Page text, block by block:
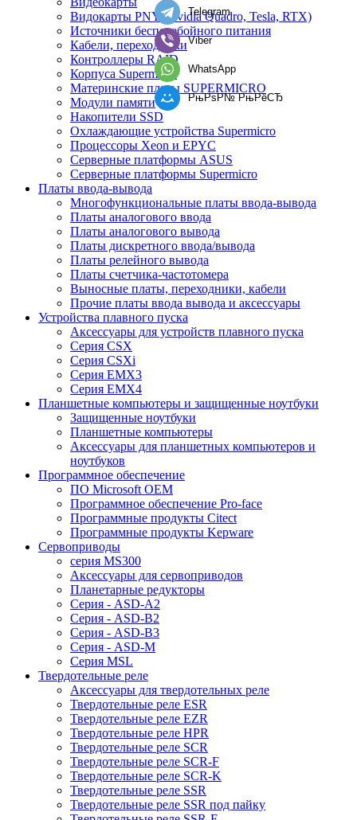
Видокарты PNY (Nvidia Quadro, Tesla, RTX)
Источники бесперебойного питания
Кабели, переходники
Контроллеры RAID
Корпуса Supermicro
Материнские платы SUPERMICRO
Модули памяти
Накопители SSD
Охлаждающие устройства Supermicro
Процессоры Xeon и EPYC
Серверные платформы ASUS
Серверные платформы Supermicro
Платы ввода-вывода
Многофункциональные платы ввода-вывода
Платы аналогового ввода
Платы аналогового вывода
Платы дискретного ввода/вывода
Платы релейного вывода
Платы счетчика-частотомера
Выносные платы, переходники, кабели
Прочие платы ввода вывода и аксессуары
Устройства плавного пуска
Аксессуары для устройств плавного пуска
Серия CSX
Серия CSXi
Серия EMX3
Серия EMX4
Планшетные компьютеры и защищенные ноутбуки
Защищенные ноутбуки
Планшетные компьютеры
Аксессуары для планшетных компьютеров и
ноутбуков
Программное обеспечение
ПО Microsoft OEM
Программное обеспечение Pro-face
Программные продукты Citect
Программные продукты Kepware
Сервоприводы
серия MS300
Аксессуары для сервоприводов
Планетарные редукторы
Серия - ASD-A2
Серия - ASD-B2
Серия - ASD-B3
Серия - ASD-M
Серия MSL
Твердотельные реле
Аксессуары для твердотельных реле
Твердотельные реле ESR
Твердотельные реле EZR
Твердотельные реле HPR
Твердотельные реле SCR
Твердотельные реле SCR-F
Твердотельные реле SCR-K
Твердотельные реле SSR
Твердотельные реле SSR под пайку
Telegram
Viber
WhatsApp
РњРѕР№ РњРёСЂ